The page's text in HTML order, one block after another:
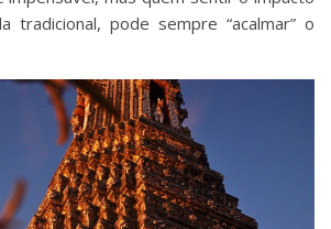
tradicional, pode sempre “acalmar” o